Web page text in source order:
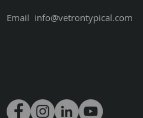
Email info@vetrontypical.com